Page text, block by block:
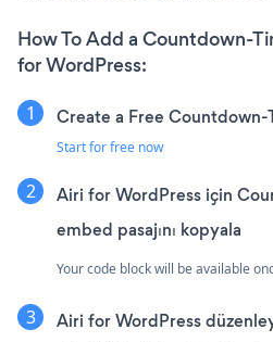
How To Add a Countdown-
for WordPress:
Create a Free
Start for free now
Airi for WordPress için
embed pasajını kopyala
Your code block will be available
Airi for WordPress